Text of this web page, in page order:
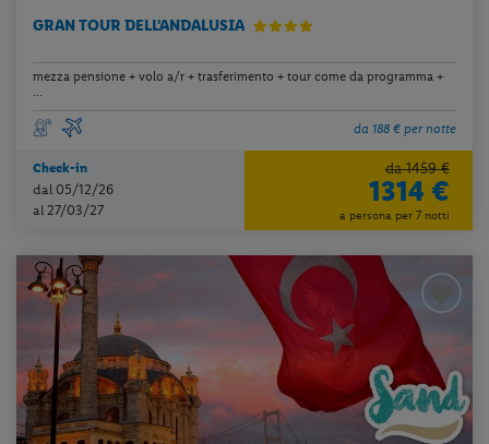
GRAN TOUR DELL'ANDALUSIA
mezza pensione + volo a/r + trasferimento + tour come da programma +
...
da 188 € per notte
Check-in
dal 05/12/26
al 27/03/27
da 1459 €
1314 €
a persona per 7 notti